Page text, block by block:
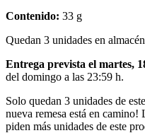
Contenido: 33 g
Quedan 3 unidades en almacén
Entrega prevista el martes,
del domingo a las 23:59 h.
Solo quedan 3 unidades de
nueva remesa está en camino!
piden más unidades de este